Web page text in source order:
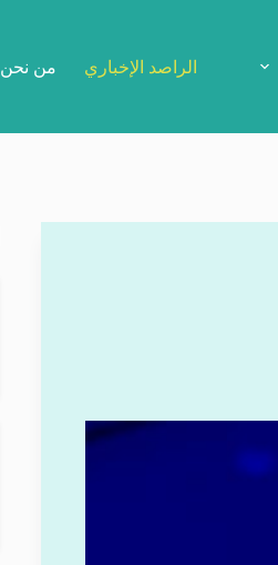
الراصد الإخباري من نحن